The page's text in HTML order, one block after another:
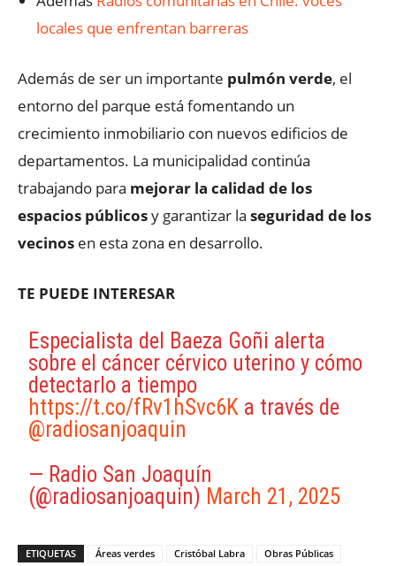
locales que enfrentan barreras
Además de ser un importante pulmón verde, el
entorno del parque está fomentando un
crecimiento inmobiliario con nuevos edificios de
departamentos. La municipalidad continúa
trabajando para mejorar la calidad de los
espacios públicosy garantizar la seguridad de los
vecinos en esta zona en desarrollo.
TE PUEDE INTERESAR
Especialista del Baeza Goñi alerta
sobre el cáncer cérvico uterino y cómo
detectarlo a tiempo
https://t.co/fRv1hSvc6K a través de
@radiosanjoaquin
— Radio San Joaquín
(@radiosanjoaquin) March 21, 2025
ETIQUETAS Áreas verdes Cristóbal Labra
Obras Públicas